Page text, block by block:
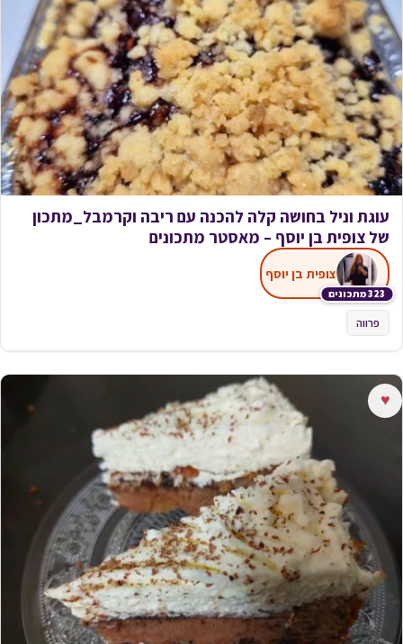
עוגת וניל בחושה קלה להכנה עם ריבה וקרמבל_מתכון
של צופית בן יוסף – מאסטר מתכונים
323 מתכונים
צופית בן יוסף
פרווה
♥